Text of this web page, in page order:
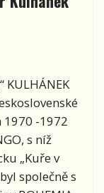
KULHÁNEK
1970 -1972
s níž
„Kuře v
společně s